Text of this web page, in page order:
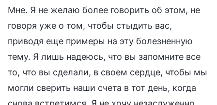
Мне. Я не желаю более говорить об этом, не
говоря уже о том, чтобы стыдить вас,
приводя еще примеры на эту болезненную
тему. Я лишь надеюсь, что вы запомните все
то, что вы сделали, в своем сердце, чтобы мы
могли сверить наши счета в тот день, когда